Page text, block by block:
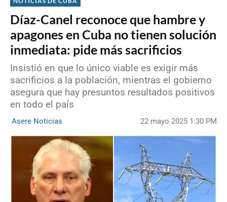
Díaz-Canel reconoce que hambre y
apagones en Cuba no tienen solución
inmediata: pide más sacrificios
Insistió en que lo único viable es exigir más
sacrificios a la población, mientras el gobierno
asegura que hay presuntos resultados positivos
en todo el país
Asere Noticias 22 mayo 2025 1:30 PM